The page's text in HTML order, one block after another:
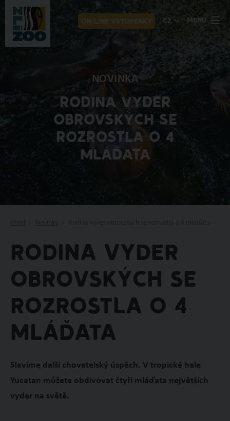
ON-LINE VSTUPENKY CZ MENU
NOVINKA
RODINA VYDER
OBROVSKÝCH SE
ROZROSTLA O 4
MLÁĎATA
Rodina vyder
obrovských se
rozrostla o 4
mláďata
Slavíme další chovatelský úspěch. V tropické hale
Yucatan můžete obdivovat čtyři mláďata největších
vyder na světě.